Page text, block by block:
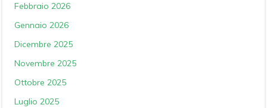
Febbraio 2026
Gennaio 2026
Dicembre 2025
Novembre 2025
Ottobre 2025
Luglio 2025